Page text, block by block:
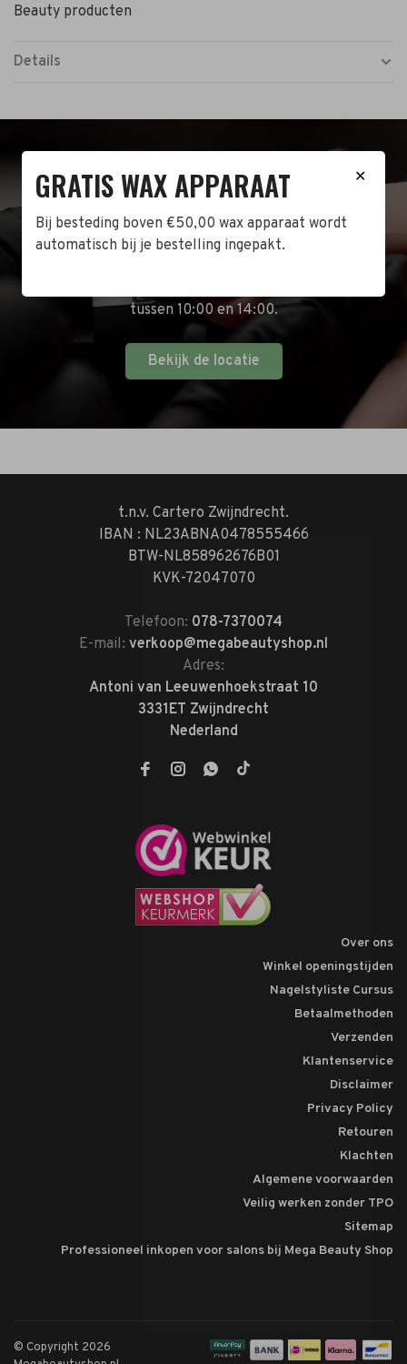
Beauty producten
Details
BEZOEK DE WINKEL!
Naast de online shop hebben wij ook een fysieke
winkel in Zwijndrecht! Het adres is: Antoni van
tussen 10:00 en 14:00.
Bekijk de locatie
t.n.v. Cartero Zwijndrecht.
IBAN : NL23ABNA0478555466
BTW-NL858962676B01
KVK-72047070
Telefoon: 078-7370074
E-mail: verkoop@megabeautyshop.nl
Adres:
Antoni van Leeuwenhoekstraat 10
3331ET Zwijndrecht
Nederland
Over ons
Winkel openingstijden
Nagelstyliste Cursus
Betaalmethoden
Verzenden
Klantenservice
Disclaimer
Privacy Policy
Retouren
Klachten
Algemene voorwaarden
Veilig werken zonder TPO
Sitemap
Professioneel inkopen voor salons bij Mega Beauty Shop
© Copyright 2026
✕
GRATIS WAX APPARAAT
Bij besteding boven €50,00 wax apparaat wordt
automatisch bij je bestelling ingepakt.